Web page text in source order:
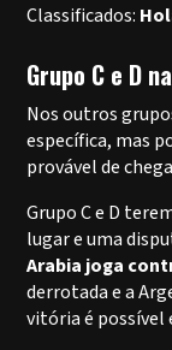
Classificados:
Grupo C e D
Nos outros
específica, mas
provável de
Grupo C e D
lugar e uma
Arabia joga
derrotada e a
vitória é possível